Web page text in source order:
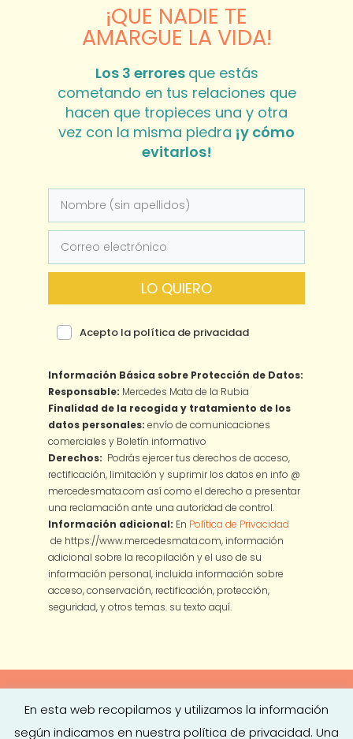
¡QUE NADIE TE
AMARGUE LA VIDA!
Los 3 errores que estás
cometando en tus relaciones que
hacen que tropieces una y otra
vez con la misma piedra ¡y cómo
evitarlos!
LO QUIERO
Acepto la política de privacidad
Información Básica sobre Protección de Datos:
Responsable: Mercedes Mata de la Rubia
Finalidad de la recogida y tratamiento de los
datos personales: envío de comunicaciones
comerciales y Boletín informativo
Derechos: Podrás ejercer tus derechos de acceso,
rectificación, limitación y suprimir los datos en info @
mercedesmata.com así como el derecho a presentar
una reclamación ante una autoridad de control.
Información adicional: En Política de Privacidad
de https://www.mercedesmata.com, información
adicional sobre la recopilación y el uso de su
información personal, incluida información sobre
acceso, conservación, rectificación, protección,
seguridad, y otros temas. su texto aquí.
En esta web recopilamos y utilizamos la información
según indicamos en nuestra política de privacidad. Una